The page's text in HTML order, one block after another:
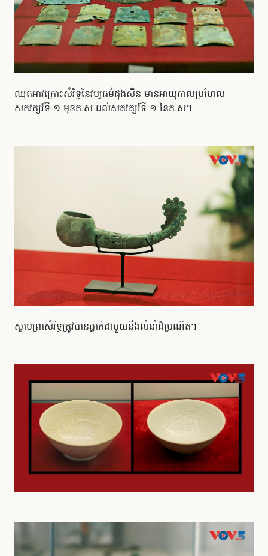
ឈុតអាវក្រោះសំរិទ្ធនៃវប្បធម៌ដុងសឺន មានអាយុកាលប្រហែល
សតវត្សរ៍ទី ១ មុនគ.ស ដល់សតវត្សរ៍ទី ១ នៃគ.ស។
ស្លាបព្រាសំរិទ្ធត្រូវបានឆ្លាក់ជាមួយនឹងលំនាំដ៏ប្រណិត។